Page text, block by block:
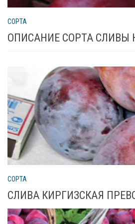
СОРТА
ОПИСАНИЕ СОРТА СЛИВЫ
СОРТА
СЛИВА КИРГИЗСКАЯ